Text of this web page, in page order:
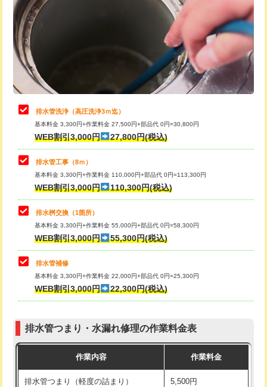
給水管工事※（ライニング鋼管・銅
管・ポリ管・HT管使用/3ｍ超え)
+8,800円
排水管工事（土の掘削・埋め戻し作
業）
11,000円~
排水管工事（排水管工事/3ｍまで） 55,000円
排水管工事（追加 排水管工事/3ｍ超
え）
マス交換（土の掘削・埋め戻し作業）
マス交換（深さ50㎝未満）
マス交換（深さ50㎝以上） 66,000円
コンクリート斫り（厚さ10㎝まで）
コンクリート斫り（厚さ10㎝超え）
モルタル補修（厚さ10㎝まで）
モルタル補修（厚さ10㎝超え）
追加人工 16,500円
現場見積
カメラ調査 33,000円
桝清掃 8,800円
止水・漏水調査・防水処理・清掃・修
理・調整・分解・加工など（軽作業）
11,000円
止水・漏水調査・防水処理・清掃・修
理・調整・分解・加工など（中作業）
22,000円
止水・漏水調査・防水処理・清掃・修
理・調整・分解・加工など（重作業）
33,000円
その他部品の脱着
交換・取付（タンク） 22,000円+材料費
交換・取付(単水栓（壁付・デッキ
式）)
交換・取付(混合水栓（壁付・デッキ
式・ワンホール）)
16,500円+材料費
交換・取付(排水栓・排水トラップ
交換・取付（その他部品） 11,000円+材料費
持込商品取付（単水栓） 13,200円
持込商品取付（混合水栓） 16,500円
排水管洗浄（高圧洗浄3ｍ迄）
基本料金 3,300円+作業料金 27,500円+部品代 0円=30,800円
WEB割引3,000円 27,800円(税込)
排水管工事（8ｍ）
基本料金 3,300円+作業料金 110,000円+部品代 0円=113,300円
WEB割引3,000円 110,300円(税込)
排水桝交換（1箇所）
基本料金 3,300円+作業料金 55,000円+部品代 0円=58,300円
WEB割引3,000円 55,300円(税込)
排水管補修
基本料金 3,300円+作業料金 22,000円+部品代 0円=25,300円
WEB割引3,000円 22,300円(税込)
排水管つまり・水漏れ修理の作業料金表
作業内容 作業料金
排水管つまり（軽度の詰まり） 5,500円